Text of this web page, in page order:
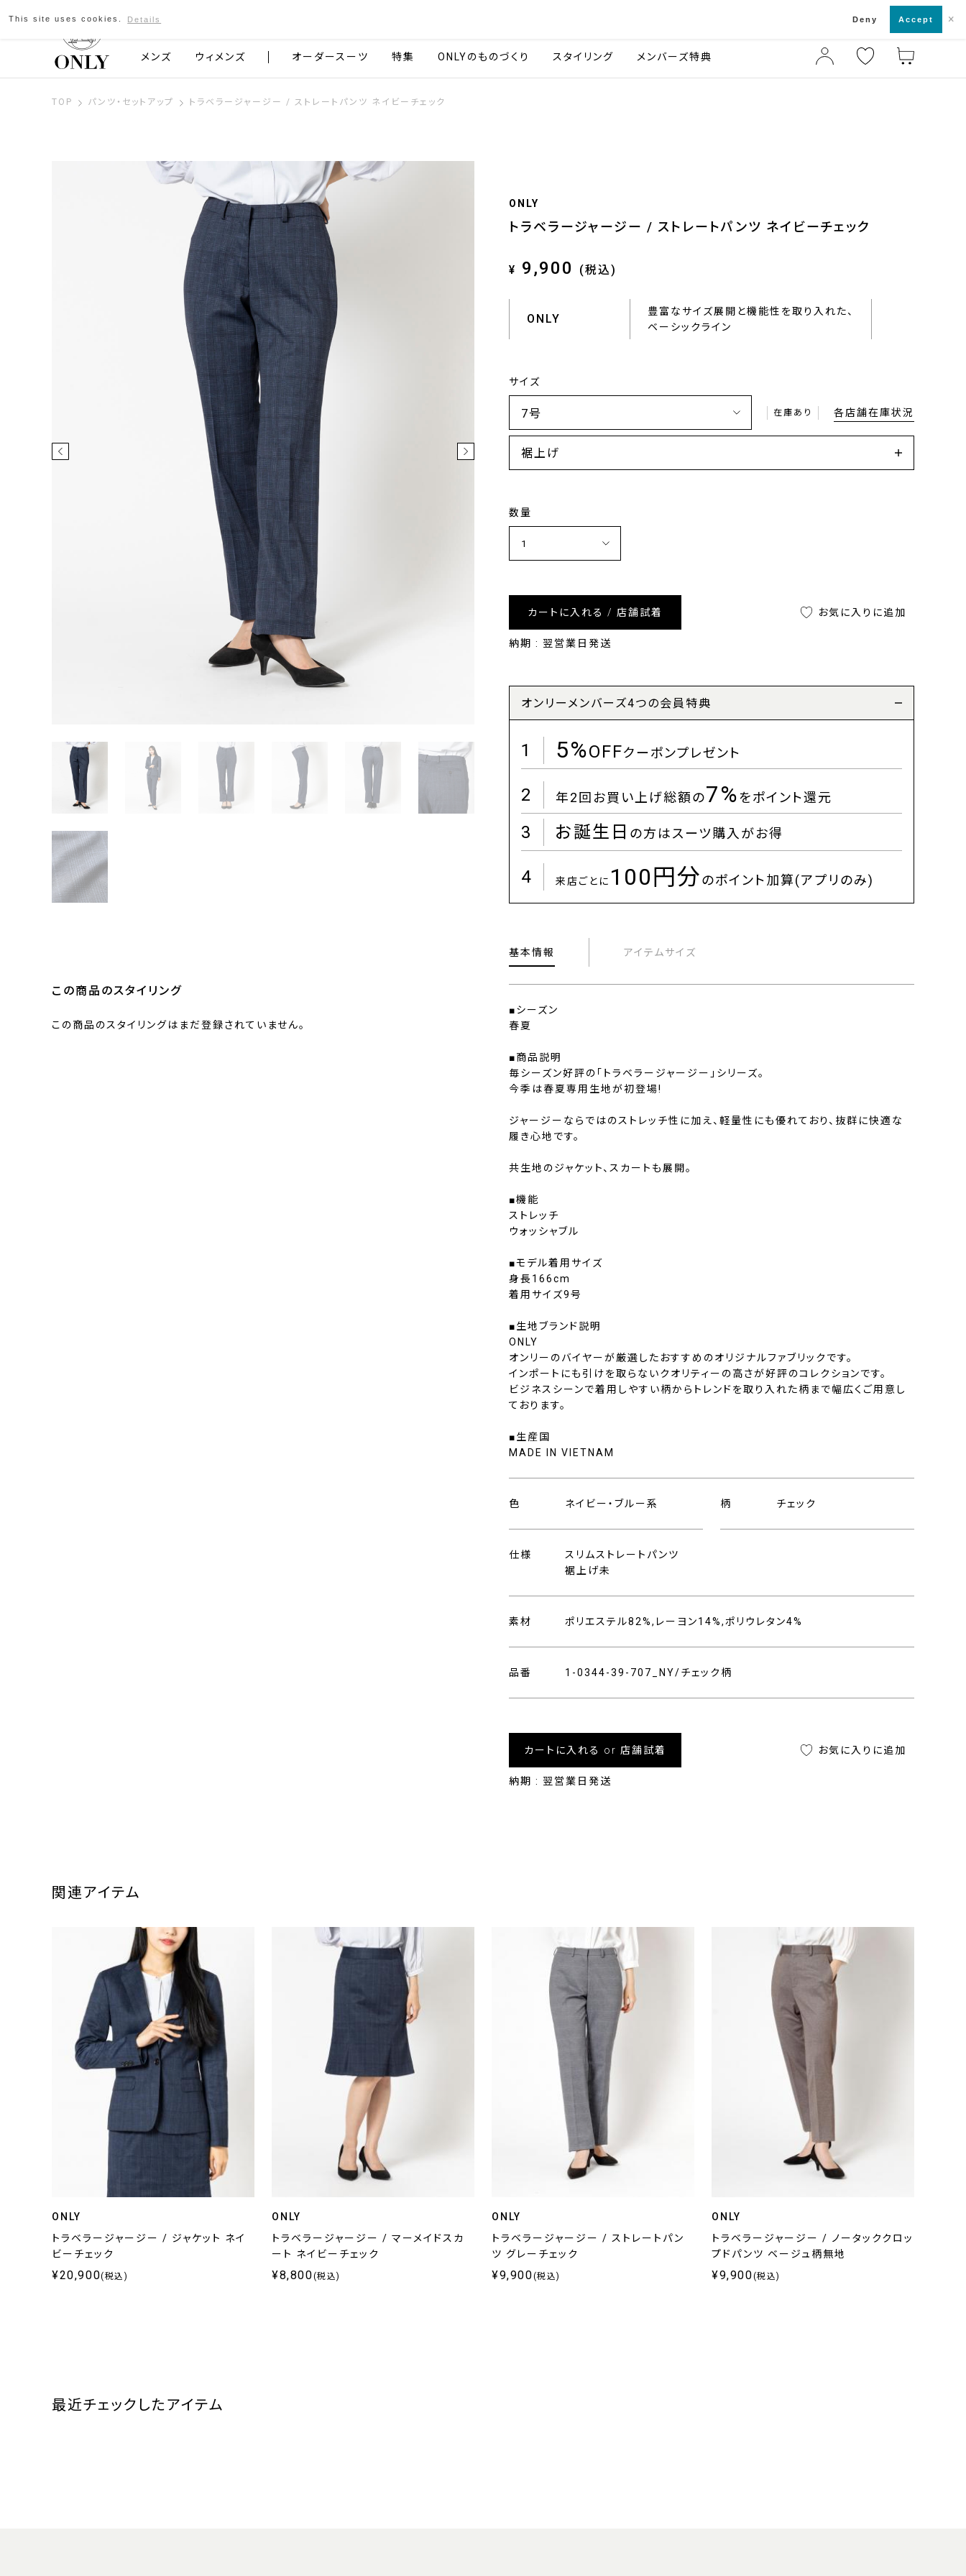
京都発のスーツブランド ONLY
メンズ ウィメンズ オーダースーツ 特集 ONLYのものづくり スタイリング メンバーズ特典
TOP パンツ・セットアップ トラベラージャージー / ストレートパンツ ネイビーチェック
ONLY
トラベラージャージー / ストレートパンツ ネイビーチェック
¥ 9,900 (税込)
ONLY
豊富なサイズ展開と機能性を取り入れた、
ベーシックライン
サイズ
在庫あり 各店舗在庫状況
裾上げ
数量
カートに入れる / 店舗試着
納期 : 翌営業日発送
お気に入りに追加
オンリーメンバーズ4つの会員特典
1 5%OFFクーポンプレゼント
2 年2回お買い上げ総額の7%をポイント還元
3 お誕生日 の方はスーツ購入がお得
4 来店ごとに 100円分のポイント加算(アプリのみ)
基本情報 アイテムサイズ
■シーズン
春夏
■商品説明
毎シーズン好評の「トラベラージャージー」シリーズ。
今季は春夏専用生地が初登場!
ジャージーならではのストレッチ性に加え、軽量性にも優れており、抜群に快適な
履き心地です。
共生地のジャケット、スカートも展開。
■機能
ストレッチ
ウォッシャブル
■モデル着用サイズ
身長166cm
着用サイズ9号
■生地ブランド説明
ONLY
オンリーのバイヤーが厳選したおすすめのオリジナルファブリックです。
インポートにも引けを取らないクオリティーの高さが好評のコレクションです。
ビジネスシーンで着用しやすい柄からトレンドを取り入れた柄まで幅広くご用意し
ております。
■生産国
MADE IN VIETNAM
色 ネイビー・ブルー系 柄 チェック
仕様
スリムストレートパンツ
裾上げ未
素材 ポリエステル82%,レーヨン14%,ポリウレタン4%
品番 1-0344-39-707_NY/チェック柄
カートに入れる or 店舗試着
納期 : 翌営業日発送
お気に入りに追加
この商品のスタイリング
この商品のスタイリングはまだ登録されていません。
関連アイテム
ONLY
トラベラージャージー / ジャケット ネイ
ビーチェック
¥20,900(税込)
ONLY
トラベラージャージー / マーメイドスカ
ート ネイビーチェック
¥8,800(税込)
ONLY
トラベラージャージー / ストレートパン
ツ グレーチェック
¥9,900(税込)
ONLY
トラベラージャージー / ノータッククロッ
プドパンツ ベージュ柄無地
¥9,900(税込)
最近チェックしたアイテム
This site uses cookies. Details Deny Accept ×